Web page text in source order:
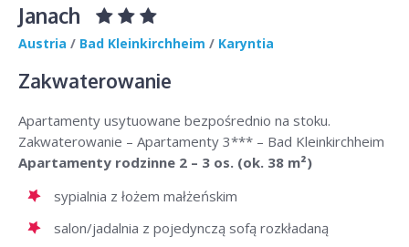
Janach
Austria / Bad Kleinkirchheim / Karyntia
Zakwaterowanie
Apartamenty usytuowane bezpośrednio na stoku.
Zakwaterowanie – Apartamenty 3*** – Bad Kleinkirchheim
Apartamenty rodzinne 2 – 3 os. (ok. 38 m²)
sypialnia z łożem małżeńskim
salon/jadalnia z pojedynczą sofą rozkładaną